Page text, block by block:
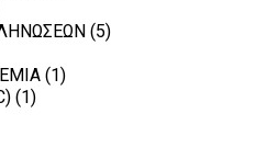
(5)
(1)
(1)